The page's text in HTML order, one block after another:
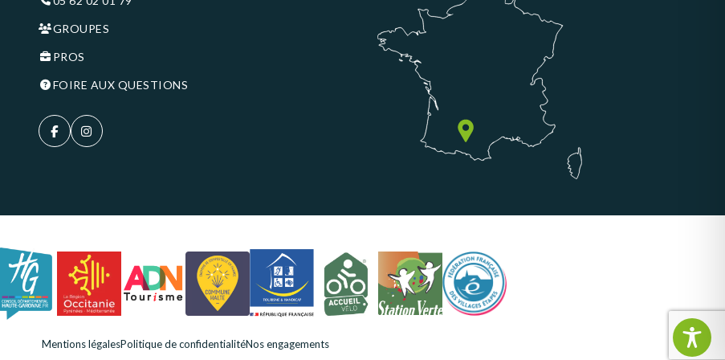
GROUPES
PROS
FOIRE AUX QUESTIONS
Mentions légalesPolitique de confidentialitéNos engagements